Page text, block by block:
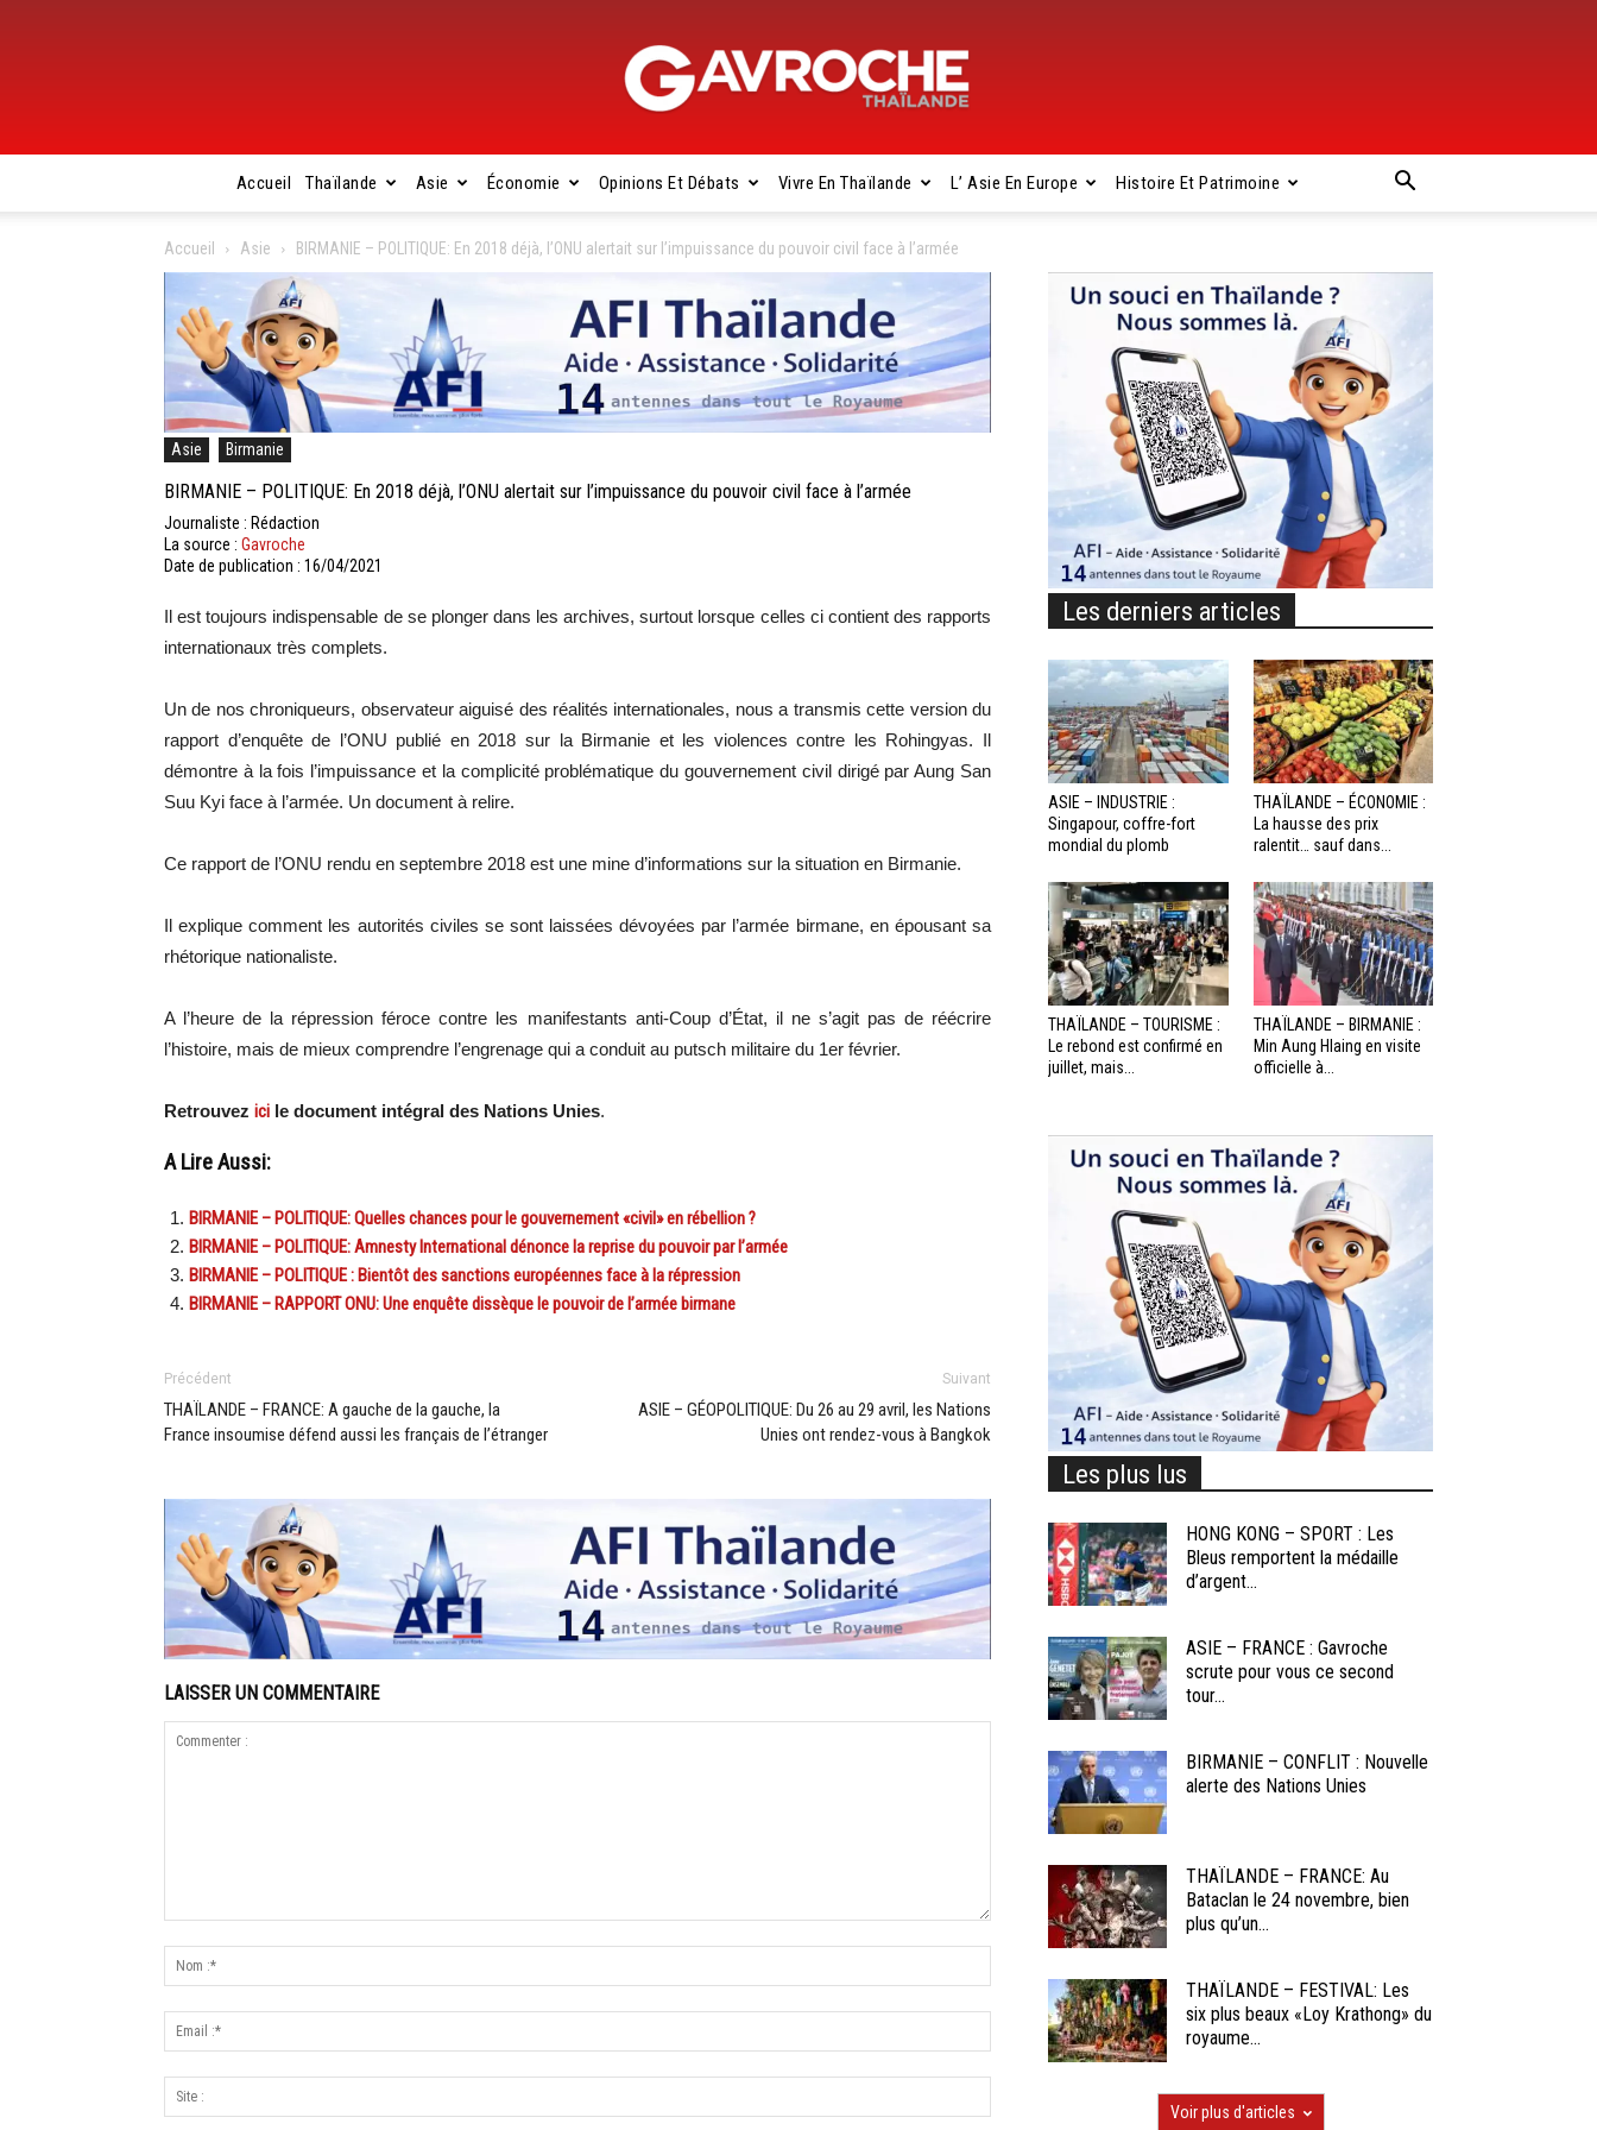
Gavroche
Thaïlande
Accueil Thaïlande Asie Économie Opinions Et Débats Vivre En Thaïlande L’ Asie En Europe Histoire Et Patrimoine
Accueil Asie BIRMANIE – POLITIQUE: En 2018 déjà, l’ONU alertait sur l’impuissance du pouvoir civil face à l’armée
Asie Birmanie
BIRMANIE – POLITIQUE: En 2018 déjà, l’ONU alertait sur l’impuissance du pouvoir civil face à l’armée
Journaliste : Rédaction
La source : Gavroche
Date de publication : 16/04/2021
Il est toujours indispensable de se plonger dans les archives, surtout lorsque celles ci contient des rapports
internationaux très complets.
Un de nos chroniqueurs, observateur aiguisé des réalités internationales, nous a transmis cette version du
rapport d’enquête de l’ONU publié en 2018 sur la Birmanie et les violences contre les Rohingyas. Il
démontre à la fois l’impuissance et la complicité problématique du gouvernement civil dirigé par Aung San
Suu Kyi face à l’armée. Un document à relire.
Ce rapport de l’ONU rendu en septembre 2018 est une mine d’informations sur la situation en Birmanie.
Il explique comment les autorités civiles se sont laissées dévoyées par l’armée birmane, en épousant sa
rhétorique nationaliste.
A l’heure de la répression féroce contre les manifestants anti-Coup d’État, il ne s’agit pas de réécrire
l’histoire, mais de mieux comprendre l’engrenage qui a conduit au putsch militaire du 1er février.
Retrouvez ici le document intégral des Nations Unies.
A Lire Aussi:
BIRMANIE – POLITIQUE: Quelles chances pour le gouvernement «civil» en rébellion ?
BIRMANIE – POLITIQUE: Amnesty International dénonce la reprise du pouvoir par l’armée
BIRMANIE – POLITIQUE : Bientôt des sanctions européennes face à la répression
BIRMANIE – RAPPORT ONU: Une enquête dissèque le pouvoir de l’armée birmane
Précédent
THAÏLANDE – FRANCE: A gauche de la gauche, la
France insoumise défend aussi les français de l’étranger
Suivant
ASIE – GÉOPOLITIQUE: Du 26 au 29 avril, les Nations
Unies ont rendez-vous à Bangkok
LAISSER UN COMMENTAIRE
Les derniers articles
ASIE – INDUSTRIE :
Singapour, coffre-fort
mondial du plomb
THAÏLANDE – ÉCONOMIE :
La hausse des prix
ralentit… sauf dans...
THAÏLANDE – TOURISME :
Le rebond est confirmé en
juillet, mais...
THAÏLANDE – BIRMANIE :
Min Aung Hlaing en visite
officielle à...
Les plus lus
HONG KONG – SPORT : Les
Bleus remportent la médaille
d’argent...
ASIE – FRANCE : Gavroche
scrute pour vous ce second
tour...
BIRMANIE – CONFLIT : Nouvelle
alerte des Nations Unies
THAÏLANDE – FRANCE: Au
Bataclan le 24 novembre, bien
plus qu’un...
THAÏLANDE – FESTIVAL: Les
six plus beaux «Loy Krathong» du
royaume...
Voir plus d'articles